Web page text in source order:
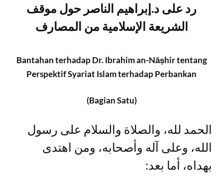
رد على د.إبراهيم الناصر حول موقف
الشريعة الإسلامية من المصارف
Bantahan terhadap Dr. Ibrahim an-Nāṣhir tentang
Perspektif Syariat Islam terhadap Perbankan
(Bagian Satu)
الحمد لله، والصلاة والسلام على رسول
الله، وعلى آله وأصحابه، ومن اهتدى
بهداه، أما بعد: